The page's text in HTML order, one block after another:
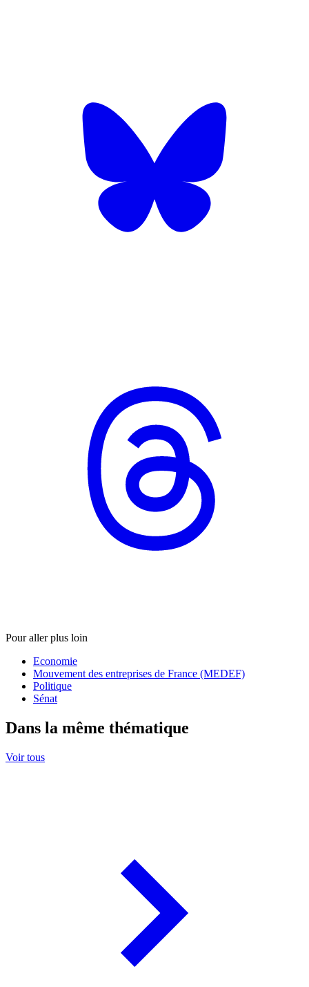
Pour aller plus loin
Economie
Mouvement des entreprises de France (MEDEF)
Politique
Sénat
Dans la même thématique
Voir tous